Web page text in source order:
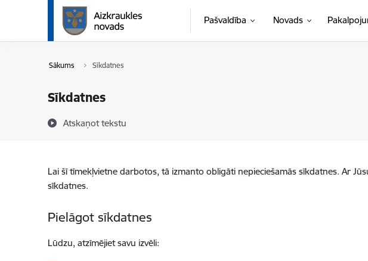
Pāriet uz lapas saturu
Pašvaldība Novads
Sākums Sīkdatnes
Sīkdatnes
Atskaņot tekstu
Lai šī tīmekļvietne darbotos, tā izmanto obligāti nepieciešamās sīkdatnes. Ar
sīkdatnes.
Pielāgot sīkdatnes
Lūdzu, atzīmējiet savu izvēli: